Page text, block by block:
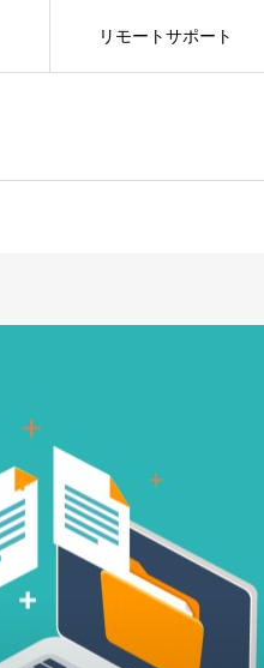
リモートサポート